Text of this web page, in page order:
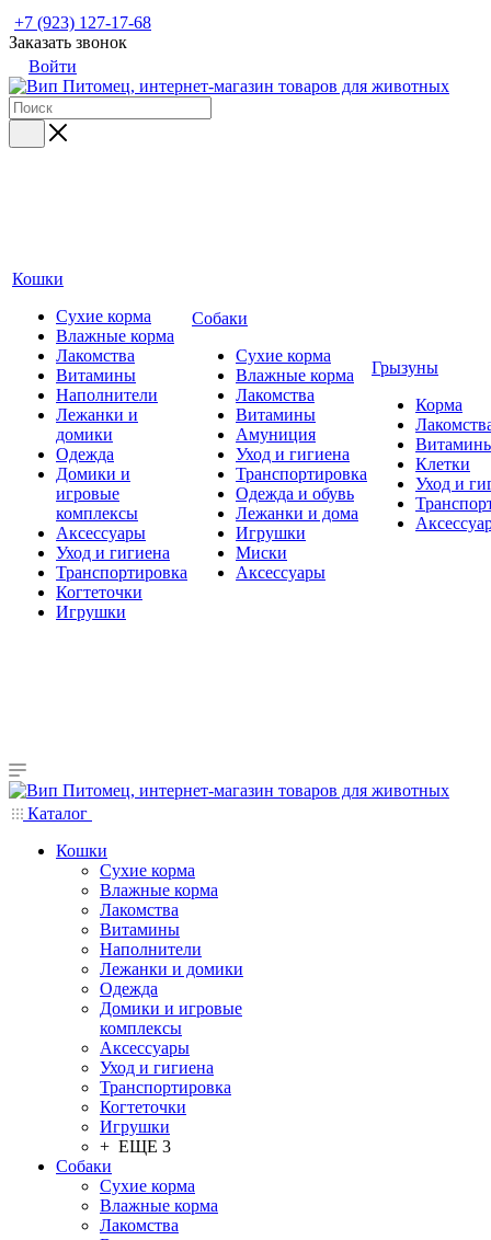
+7 (923) 127-17-68
Заказать звонок
Войти
Кошки
Сухие корма
Влажные корма
Лакомства
Витамины
Наполнители
Лежанки и
домики
Одежда
Домики и
игровые
комплексы
Аксессуары
Уход и гигиена
Транспортировка
Когтеточки
Игрушки
Собаки
Сухие корма
Влажные корма
Лакомства
Витамины
Амуниция
Уход и гигиена
Транспортировка
Одежда и обувь
Лежанки и дома
Игрушки
Миски
Аксессуары
Грызуны
Корма
Клетки
Уход и
Каталог
Кошки
Сухие корма
Влажные корма
Лакомства
Витамины
Наполнители
Лежанки и домики
Одежда
Домики и игровые
комплексы
Аксессуары
Уход и гигиена
Транспортировка
Когтеточки
Игрушки
+ ЕЩЕ 3
Собаки
Сухие корма
Влажные корма
Лакомства